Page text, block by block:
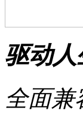
驱动
全面兼